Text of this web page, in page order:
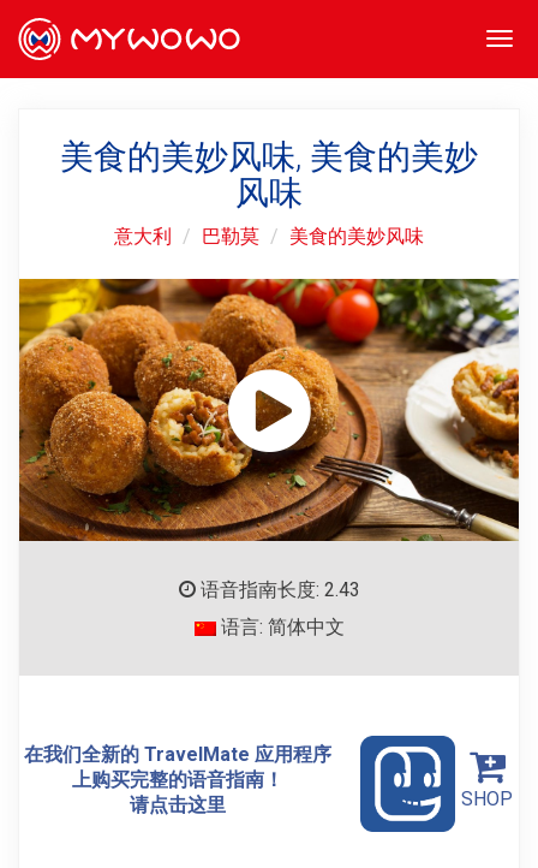
美食的美妙风味, 美食的美妙
风味
意大利 巴勒莫 美食的美妙风味
语音指南长度: 2.43
语言: 简体中文
在我们全新的 TravelMate 应用程序
上购买完整的语音指南！
请点击这里
SHOP